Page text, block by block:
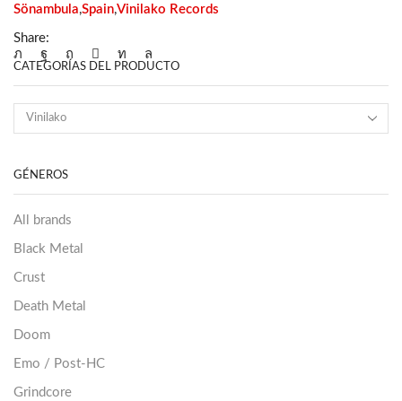
Sönambula,Spain,Vinilako Records
Share:
CATEGORÍAS DEL PRODUCTO
GÉNEROS
All brands
Black Metal
Crust
Death Metal
Doom
Emo / Post-HC
Grindcore